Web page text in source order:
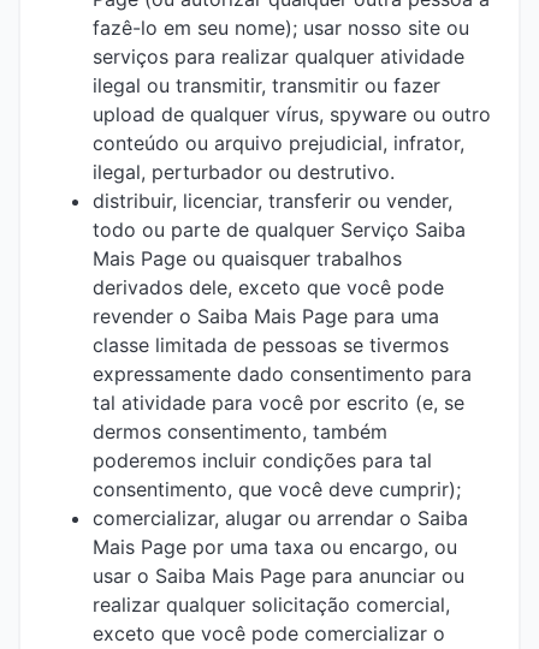
fazê-lo em seu nome); usar nosso site ou
serviços para realizar qualquer atividade
ilegal ou transmitir, transmitir ou fazer
upload de qualquer vírus, spyware ou outro
conteúdo ou arquivo prejudicial, infrator,
ilegal, perturbador ou destrutivo.
distribuir, licenciar, transferir ou vender,
todo ou parte de qualquer Serviço Saiba
Mais Page ou quaisquer trabalhos
derivados dele, exceto que você pode
revender o Saiba Mais Page para uma
classe limitada de pessoas se tivermos
expressamente dado consentimento para
tal atividade para você por escrito (e, se
dermos consentimento, também
poderemos incluir condições para tal
consentimento, que você deve cumprir);
comercializar, alugar ou arrendar o Saiba
Mais Page por uma taxa ou encargo, ou
usar o Saiba Mais Page para anunciar ou
realizar qualquer solicitação comercial,
exceto que você pode comercializar o